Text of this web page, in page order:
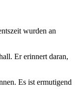
wurden an
Er erinnert daran,
Es ist ermutigend